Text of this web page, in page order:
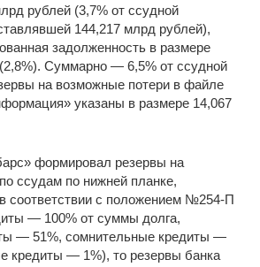
рублей (3,7% от ссудной
144,217 млрд рублей),
задолженность в размере
Суммарно — 6,5% от ссудной
на возможные потери в файле
указаны в размере 14,067
формировал резервы на
ссудам по нижней планке,
соответствии с положением №254-П
— 100% от суммы долга,
— 51%, сомнительные кредиты —
кредиты — 1%), то резервы банка